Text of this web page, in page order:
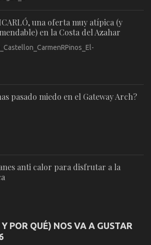
una oferta muy atípica (y
en la Costa del Azahar
pasado miedo en el Gateway Arch?
anti calor para disfrutar a la
POR QUÉ) NOS VA A GUSTAR